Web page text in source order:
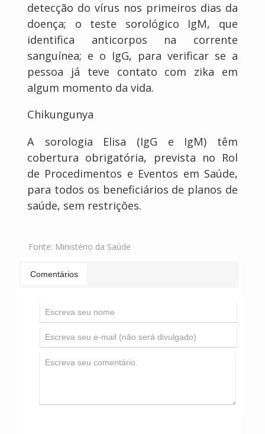
detecção do vírus nos primeiros dias da
doença; o teste sorológico IgM, que
identifica anticorpos na corrente
sanguínea; e o IgG, para verificar se a
pessoa já teve contato com zika em
algum momento da vida.
Chikungunya
A sorologia Elisa (IgG e IgM) têm
cobertura obrigatória, prevista no Rol
de Procedimentos e Eventos em Saúde,
para todos os beneficiários de planos de
saúde, sem restrições.
Fonte: Ministério da Saúde
Comentários